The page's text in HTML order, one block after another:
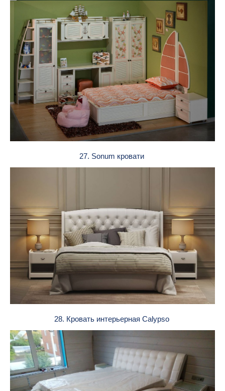
27. Sonum кровати
28. Кровать интерьерная Calypso